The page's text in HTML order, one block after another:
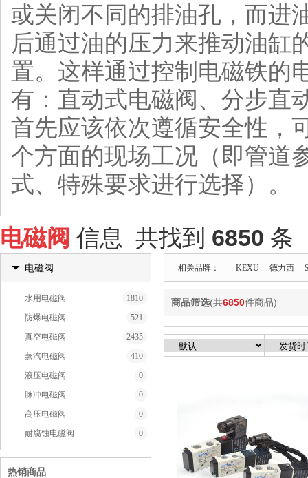
或关闭不同的排油孔，而进
后通过油的压力来推动油缸
置。这样通过控制电磁铁的
有：直动式电磁阀、分步直
首先应该依次遵循安全性，
个方面的现场工况（即管道
式、特殊要求进行选择）。
电磁阀 信息 共找到 6850 条
相关品牌： KEXU 德力西
商品筛选(共6850件商品)
电磁阀
水用电磁阀
1810
防爆电磁阀
521
真空电磁阀
2435
蒸汽电磁阀
410
液压电磁阀
0
脉冲电磁阀
0
高压电磁阀
0
耐腐蚀电磁阀
0
热销商品